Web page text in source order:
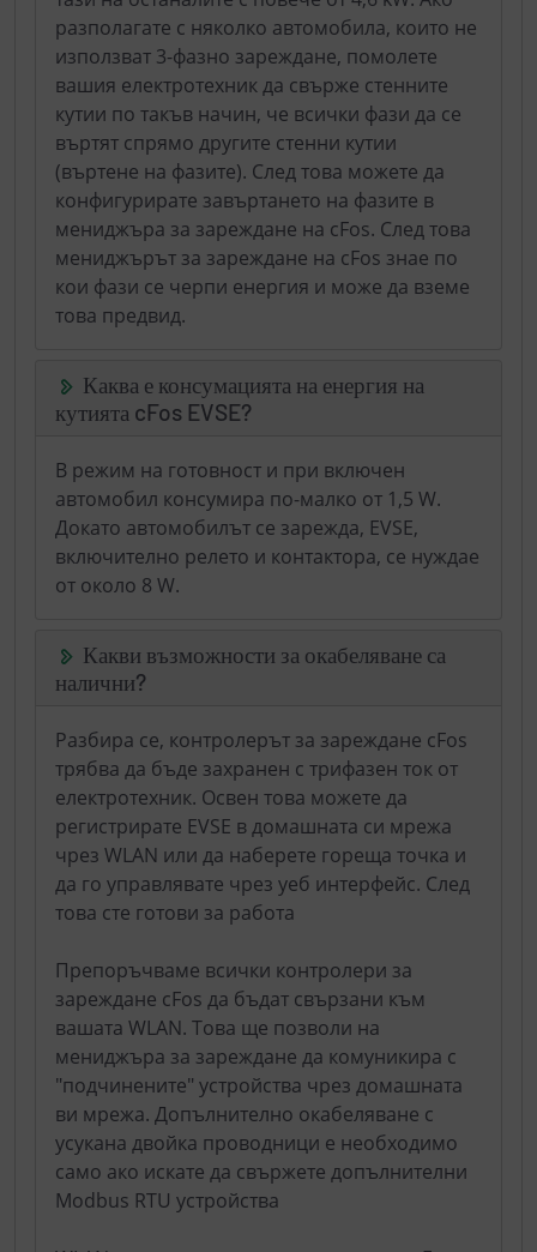
разполагате с няколко автомобила, които не
използват 3-фазно зареждане, помолете
вашия електротехник да свърже стенните
кутии по такъв начин, че всички фази да се
въртят спрямо другите стенни кутии
(въртене на фазите). След това можете да
конфигурирате завъртането на фазите в
мениджъра за зареждане на cFos. След това
мениджърът за зареждане на cFos знае по
кои фази се черпи енергия и може да вземе
това предвид.
Каква е консумацията на енергия на
кутията cFos EVSE?
В режим на готовност и при включен
автомобил консумира по-малко от 1,5 W.
Докато автомобилът се зарежда, EVSE,
включително релето и контактора, се нуждае
от около 8 W.
Какви възможности за окабеляване са
налични?
Разбира се, контролерът за зареждане cFos
трябва да бъде захранен с трифазен ток от
електротехник. Освен това можете да
регистрирате EVSE в домашната си мрежа
чрез WLAN или да наберете гореща точка и
да го управлявате чрез уеб интерфейс. След
това сте готови за работа
Препоръчваме всички контролери за
зареждане cFos да бъдат свързани към
вашата WLAN. Това ще позволи на
мениджъра за зареждане да комуникира с
"подчинените" устройства чрез домашната
ви мрежа. Допълнително окабеляване с
усукана двойка проводници е необходимо
само ако искате да свържете допълнителни
Modbus RTU устройства